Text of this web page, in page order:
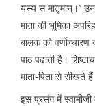
यस्य स मातृमान्।’’
माता की भूमिका
बालक को वर्णोच्चारण
पाठ पढ़ाती है।
माता-पिता से सीखते
इस प्रसंग में